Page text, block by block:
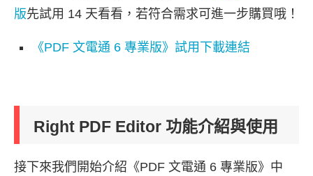
版先試用 14 天看看，若符合需求可進一步購買哦！
《PDF 文電通 6 專業版》試用下載連結
Right PDF Editor 功能介紹與使用
接下來我們開始介紹《PDF 文電通 6 專業版》中